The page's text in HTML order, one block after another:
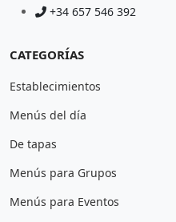
+34 657 546 392
CATEGORÍAS
Establecimientos
Menús del día
De tapas
Menús para Grupos
Menús para Eventos